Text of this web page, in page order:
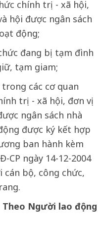
chính trị - xã hội,
hội được ngân sách
động;
đang bị tạm đình
tạm giam;
các cơ quan
trị - xã hội, đơn vị
ngân sách nhà
được ký kết hợp
ban hành kèm
CP ngày 14-12-2004
bộ, công chức,
Theo Người lao động